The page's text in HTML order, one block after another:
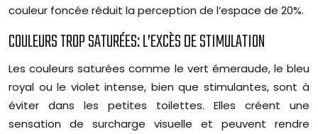
couleur foncée réduit la perception de l’espace de 20%.
COULEURS TROP SATURÉES: L’EXCÈS DE STIMULATION
Les couleurs saturées comme le vert émeraude, le bleu
royal ou le violet intense, bien que stimulantes, sont à
éviter dans les petites toilettes. Elles créent une
sensation de surcharge visuelle et peuvent rendre